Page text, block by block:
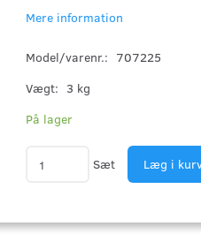
Mere information
Model/varenr.: 707225
Vægt: 3 kg
På lager
Sæt Læg i